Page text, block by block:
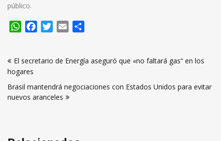
público.
WhatsApp
FacebookTwitter
Email
de
entradas
El secretario de Energía aseguró que «no faltará gas“ en los
hogares
Brasil mantendrá negociaciones con Estados Unidos para evitar
nuevos aranceles